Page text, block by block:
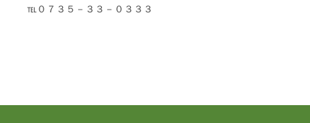
℡０７３５－３３－０３３３